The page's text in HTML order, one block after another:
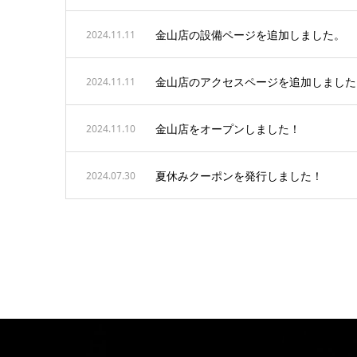
2024.11.11 金山店の設備ページを追加しました。
2024.11.11 金山店のアクセスページを追加しまし
2024.11.10 金山店をオープンしました！
2024.07.30 夏休みクーポンを発行しました！